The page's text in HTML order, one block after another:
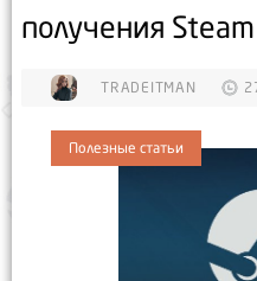
получения
TRADEITMAN
Полезные статьи